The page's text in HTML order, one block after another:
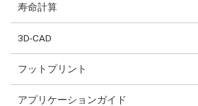
寿命計算
3D-CAD
フットプリント
アプリケーションガイド